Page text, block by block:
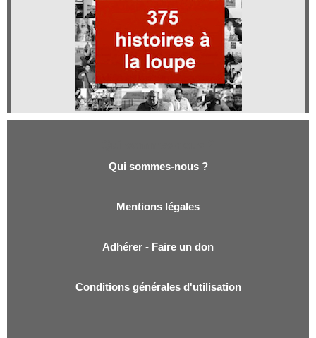
Qui sommes-nous ?
Mentions légales
Adhérer - Faire un don
Conditions générales d'utilisation